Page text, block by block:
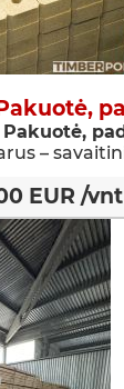
–
EUR /vnt